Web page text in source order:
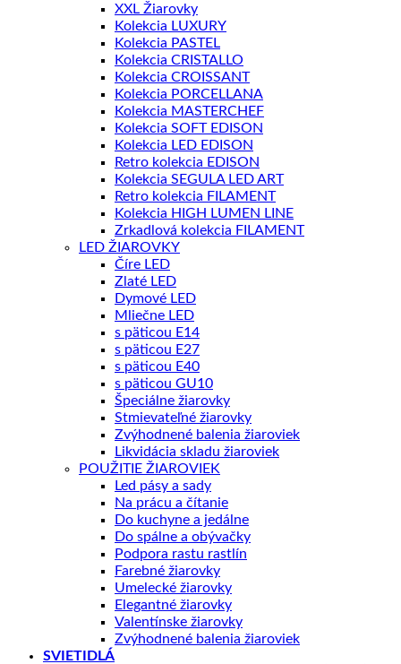
XXL Žiarovky
Kolekcia LUXURY
Kolekcia PASTEL
Kolekcia CRISTALLO
Kolekcia CROISSANT
Kolekcia PORCELLANA
Kolekcia MASTERCHEF
Kolekcia SOFT EDISON
Kolekcia LED EDISON
Retro kolekcia EDISON
Kolekcia SEGULA LED ART
Retro kolekcia FILAMENT
Kolekcia HIGH LUMEN LINE
Zrkadlová kolekcia FILAMENT
LED ŽIAROVKY
Číre LED
Zlaté LED
Dymové LED
Mliečne LED
s päticou E14
s päticou E27
s päticou E40
s päticou GU10
Špeciálne žiarovky
Stmievateľné žiarovky
Zvýhodnené balenia žiaroviek
Likvidácia skladu žiaroviek
POUŽITIE ŽIAROVIEK
Led pásy a sady
Na prácu a čítanie
Do kuchyne a jedálne
Do spálne a obývačky
Podpora rastu rastlín
Farebné žiarovky
Umelecké žiarovky
Elegantné žiarovky
Valentínske žiarovky
Zvýhodnené balenia žiaroviek
SVIETIDLÁ